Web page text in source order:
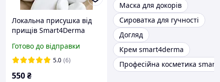
Локальна присушка від
прищів Smart4Derma
PHA Pure 50 мл
Готово до відправки
5.0 (6)
550₴
Маска для докорів
Сироватка для гучності
Догляд
Крем smart4derma
Професійна косметика